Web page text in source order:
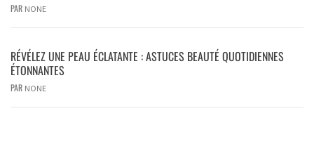
PAR NONE
RÉVÉLEZ UNE PEAU ÉCLATANTE : ASTUCES BEAUTÉ QUOTIDIENNES
ÉTONNANTES
PAR NONE